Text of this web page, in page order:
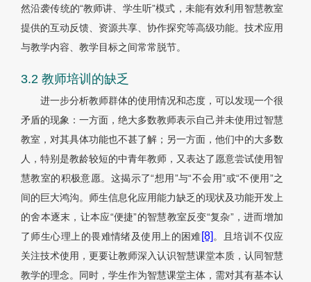
然沿袭传统的“教师讲、学生听”模式，未能有效利用智慧教室
提供的互动反馈、资源共享、协作探究等高级功能。技术应用
与教学内容、教学目标之间常常脱节。
3.2 教师培训的缺乏
进一步分析教师群体的使用情况和态度，可以发现一个很
矛盾的现象：一方面，绝大多数教师表示自己并未使用过智慧
教室，对其具体功能也不甚了解；另一方面，他们中的大多数
人，特别是教龄较短的中青年教师，又表达了愿意尝试使用智
慧教室的积极意愿。这揭示了“想用”与“不会用”或“不便用”之
间的巨大鸿沟。师生信息化应用能力缺乏的现状及功能开发上
的舍本逐末，让本应“便捷”的智慧教室反变“复杂”，进而增加
了师生心理上的畏难情绪及使用上的困难[8]。且培训不仅应
关注技术使用，更要让教师深入认识智慧课堂本质，认同智慧
教学的理念。同时，学生作为智慧课堂主体，需对其有基本认